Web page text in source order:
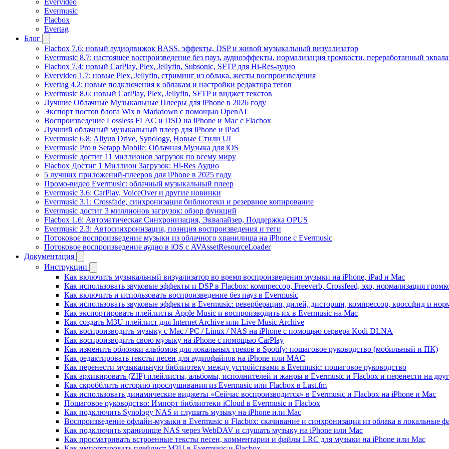
Evervideo
Evermusic
Flacbox
Evertag
Блог
Flacbox 7.6: новый аудиодвижок BASS, эффекты, DSP и живой музыкальный визуализатор
Evermusic 8.7: настоящее воспроизведение без пауз, аудиоэффекты, нормализация громкости, переработанный
Flacbox 7.4: новый CarPlay, Plex, Jellyfin, Subsonic, SFTP для Hi-Res-аудио
Evervideo 1.7: новые Plex, Jellyfin, стриминг из облака, жесты воспроизведения
Evertag 4.2: новые подключения к облакам и настройки редактора тегов
Evermusic 8.6: новый CarPlay, Plex, Jellyfin, SFTP и виджет текстов
Лучшие Облачные Музыкальные Плееры для iPhone в 2026 году
Экспорт постов блога Wix в Markdown с помощью OpenAI
Воспроизведение Lossless FLAC и DSD на iPhone и Mac с Flacbox
Лучший облачный музыкальный плеер для iPhone и iPad
Evermusic 6.8: Aliyun Drive, Synology, Новые Стили UI
Evermusic Pro в Setapp Mobile: Облачная Музыка для iOS
Evermusic достиг 11 миллионов загрузок по всему миру
Flacbox Достиг 1 Миллион Загрузок: Hi-Res Аудио
5 лучших приложений-плееров для iPhone в 2025 году
Промо-видео Evermusic: облачный музыкальный плеер
Evermusic 3.6: CarPlay, VoiceOver и другие новинки
Evermusic 3.1: Crossfade, синхронизация библиотеки и резервное копирование
Evermusic достиг 3 миллионов загрузок: обзор функций
Flacbox 1.6: Автоматическая Синхронизация, Эквалайзер, Поддержка OPUS
Evermusic 2.3: Автосинхронизация, позиция воспроизведения и теги
Потоковое воспроизведение музыки из облачного хранилища на iPhone с Evermusic
Потоковое воспроизведение аудио в iOS с AVAssetResourceLoader
Документация
Инструкции
Как включить музыкальный визуализатор во время воспроизведения музыки на iPhone, iPad и Mac
Как использовать звуковые эффекты и DSP в Flacbox: компрессор, Freeverb, Crossfeed, эхо, нормализация
Как включить и использовать воспроизведение без пауз в Evermusic
Как использовать звуковые эффекты в Evermusic: реверберация, дилей, дисторшн, компрессор, кроссфид и
Как экспортировать плейлисты Apple Music и воспроизводить их в Evermusic на Mac
Как создать M3U плейлист для Internet Archive или Live Music Archive
Как воспроизводить музыку с Mac / PC / Linux / NAS на iPhone с помощью сервера Kodi DLNA
Как воспроизводить свою музыку на iPhone с помощью CarPlay
Как изменить обложки альбомов для локальных треков в Spotify: пошаговое руководство (мобильный и ПК)
Как редактировать тексты песен для аудиофайлов на iPhone или MAC
Как перенести музыкальную библиотеку между устройствами в Evermusic: пошаговое руководство
Как архивировать (ZIP) плейлисты, альбомы, исполнителей и жанры в Evermusic и Flacbox и перенести на
Как скробблить историю прослушивания из Evermusic или Flacbox в Last.fm
Как использовать динамические виджеты «Сейчас воспроизводится» в Evermusic и Flacbox на iPhone и Mac
Пошаговое руководство: Импорт библиотеки iCloud в Evermusic и Flacbox
Как подключить Synology NAS и слушать музыку на iPhone или Mac
Воспроизведение офлайн-музыки в Evermusic и Flacbox: скачивание и синхронизация из облака в локальные
Как подключить хранилище NAS через WebDAV и слушать музыку на iPhone или Mac
Как просматривать встроенные тексты песен, комментарии и файлы LRC для музыки на iPhone или Mac